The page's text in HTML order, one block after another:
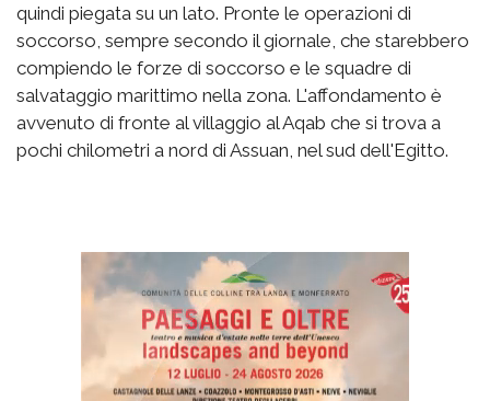
quindi piegata su un lato. Pronte le operazioni di
soccorso, sempre secondo il giornale, che starebbero
compiendo le forze di soccorso e le squadre di
salvataggio marittimo nella zona. L'affondamento è
avvenuto di fronte al villaggio al Aqab che si trova a
pochi chilometri a nord di Assuan, nel sud dell'Egitto.